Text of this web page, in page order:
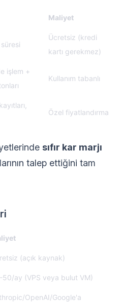
Maliyet
Ücretsiz (kredi
kartı gerekmez)
işlem +
Kullanım tabanlı
Özel fiyatlandırma
sıfır kar marjı
talep ettiğini tam
(açık kaynak)
50/ay (VPS veya bulut VM)
OpenAI/Google'a